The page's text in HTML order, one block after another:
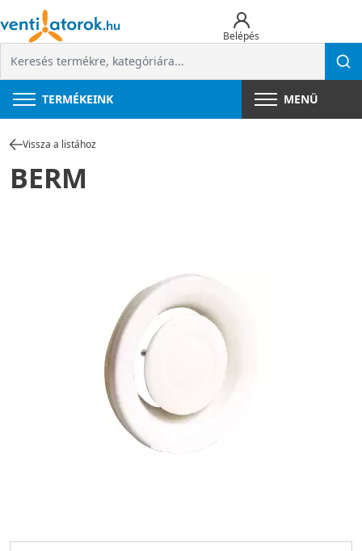
Belépés
TERMÉKEINK MENÜ
Vissza a listához
BERM